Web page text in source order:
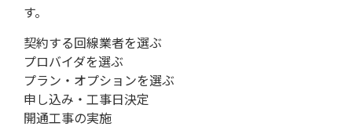
す。
契約する回線業者を選ぶ
プロバイダを選ぶ
プラン・オプションを選ぶ
申し込み・工事日決定
開通工事の実施